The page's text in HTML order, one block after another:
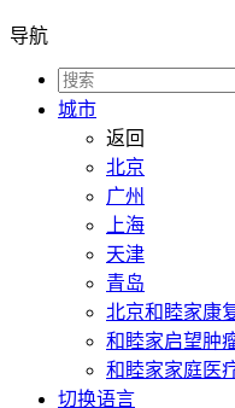
导航
城市
返回
北京
广州
上海
天津
青岛
北京和睦家康
和睦家启望肿
和睦家家庭医
切换语言